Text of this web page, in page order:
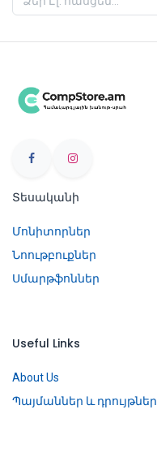
Տեսականի
Մոնիտորներ
Նոութբուքներ
Սմարթֆոններ
Useful Links
About Us
Պայմաններ և դրույթներ